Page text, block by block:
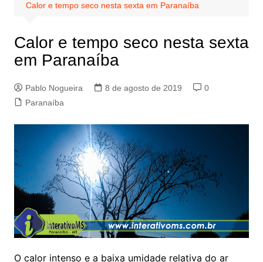
Calor e tempo seco nesta sexta em Paranaíba
Calor e tempo seco nesta sexta
em Paranaíba
Pablo Nogueira 8 de agosto de 2019
0
Paranaíba
O calor intenso e a baixa umidade relativa do ar